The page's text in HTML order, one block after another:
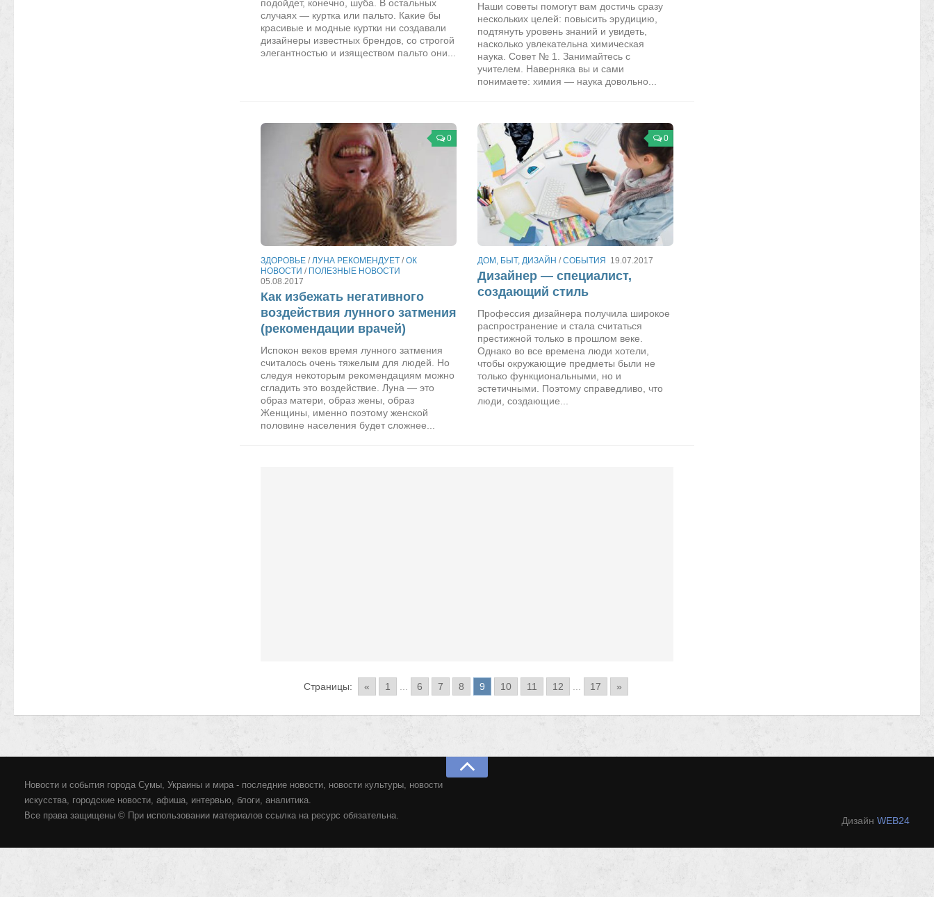
подойдет, конечно, шуба. В остальных
случаях — куртка или пальто. Какие бы
красивые и модные куртки ни создавали
дизайнеры известных брендов, со строгой
элегантностью и изяществом пальто они...
Наши советы помогут вам достичь сразу
нескольких целей: повысить эрудицию,
подтянуть уровень знаний и увидеть,
насколько увлекательна химическая
наука. Совет № 1. Занимайтесь с
учителем. Наверняка вы и сами
понимаете: химия — наука довольно...
0
ЗДОРОВЬЕ / ЛУНА РЕКОМЕНДУЕТ /ОК
НОВОСТИ / ПОЛЕЗНЫЕ НОВОСТИ
05.08.2017
Как избежать негативного
воздействия лунного затмения
(рекомендации врачей)
Испокон веков время лунного затмения
считалось очень тяжелым для людей. Но
следуя некоторым рекомендациям можно
сгладить это воздействие. Луна — это
образ матери, образ жены, образ
Женщины, именно поэтому женской
половине населения будет сложнее...
0
ДОМ, БЫТ, ДИЗАЙН /СОБЫТИЯ 19.07.2017
Дизайнер — специалист,
создающий стиль
Профессия дизайнера получила широкое
распространение и стала считаться
престижной только в прошлом веке.
Однако во все времена люди хотели,
чтобы окружающие предметы были не
только функциональными, но и
эстетичными. Поэтому справедливо, что
люди, создающие...
Страницы: « 1 ... 6 7 8 9 10 11 12 ... 17 »
Новости и события города Сумы, Украины и мира - последние новости, новости культуры, новости
искусства, городские новости, афиша, интервью, блоги, аналитика.
Все права защищены © При использовании материалов ссылка на ресурс обязательна.
Дизайн WEB24